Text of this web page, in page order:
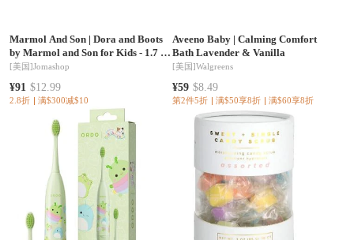
Marmol And Son| Dora and Boots
by Marmol and Son for Kids - 1.7 oz
EDT Spray
[美国]Jomashop
¥91 $12.99
2.8折 满$300减$10
Aveeno Baby |Calming Comfort
Bath Lavender & Vanilla
[美国]Walgreens
¥59 $8.49
第2件5折 满$50享8折 满$60享8折